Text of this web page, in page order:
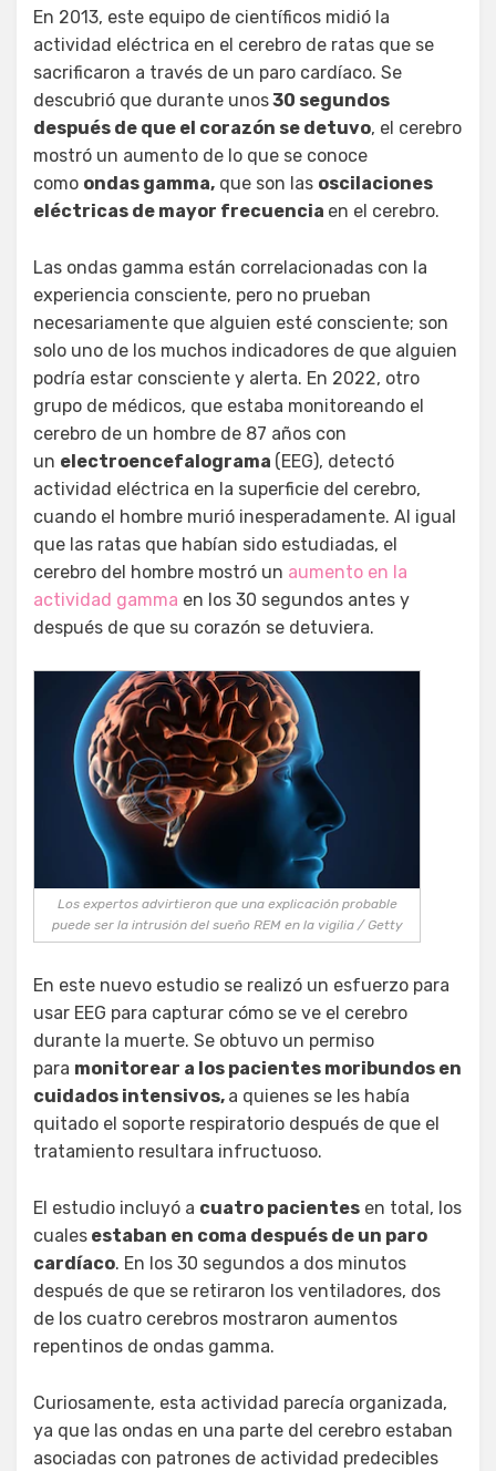
En 2013, este equipo de científicos midió la
actividad eléctrica en el cerebro de ratas que se
sacrificaron a través de un paro cardíaco. Se
descubrió que durante unos30 segundos
después de que el corazón se detuvo, el cerebro
mostró un aumento de lo que se conoce
como ondas gamma, que son las oscilaciones
eléctricas de mayor frecuencia en el cerebro.
Las ondas gamma están correlacionadas con la
experiencia consciente, pero no prueban
necesariamente que alguien esté consciente; son
solo uno de los muchos indicadores de que alguien
podría estar consciente y alerta. En 2022, otro
grupo de médicos, que estaba monitoreando el
cerebro de un hombre de 87 años con
un electroencefalograma (EEG), detectó
actividad eléctrica en la superficie del cerebro,
cuando el hombre murió inesperadamente. Al igual
que las ratas que habían sido estudiadas, el
cerebro del hombre mostró un aumento en la
actividad gamma en los 30 segundos antes y
después de que su corazón se detuviera.
Los expertos advirtieron que una explicación probable
puede ser la intrusión del sueño REM en la vigilia / Getty
En este nuevo estudio se realizó un esfuerzo para
usar EEG para capturar cómo se ve el cerebro
durante la muerte. Se obtuvo un permiso
para monitorear a los pacientes moribundos en
cuidados intensivos, a quienes se les había
quitado el soporte respiratorio después de que el
tratamiento resultara infructuoso.
El estudio incluyó a cuatro pacientes en total, los
cuales estaban en coma después de un paro
cardíaco. En los 30 segundos a dos minutos
después de que se retiraron los ventiladores, dos
de los cuatro cerebros mostraron aumentos
repentinos de ondas gamma.
Curiosamente, esta actividad parecía organizada,
ya que las ondas en una parte del cerebro estaban
asociadas con patrones de actividad predecibles